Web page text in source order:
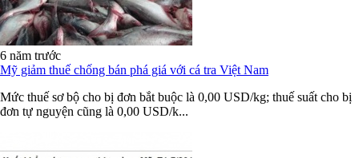
6 năm trước
Mỹ giảm thuế chống bán phá giá với cá tra Việt Nam
Mức thuế sơ bộ cho bị đơn bắt buộc là 0,00 USD/kg; thuế suất cho bị
đơn tự nguyện cũng là 0,00 USD/k...